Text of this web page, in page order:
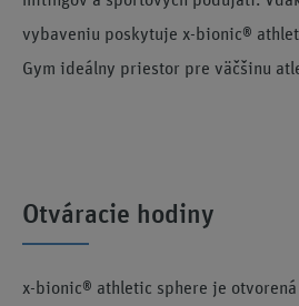
vybaveniu poskytuje x-bionic®
Gym ideálny priestor pre väčšinu
Otváracie hodiny
x-bionic® athletic sphere je